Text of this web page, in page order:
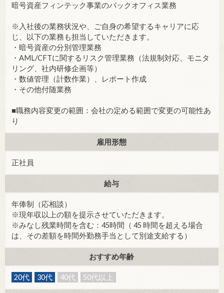
暗号資産フィンテック事業のバックオフィス業務
※入社後の業務状況や、ご自身の希望するキャリアに応
じ、以下の業務も担当していただきます。
・暗号資産の分別管理業務
・AML/CFTに関するリスク管理業務（法規制対応、モニタ
リング、社内研修企画等）
・数値管理（計数作業）、レポート作成
・その他付随業務
■職務内容変更の範囲：会社の定める範囲で変更の可能性あ
り
雇用形態
正社員
給与
年俸制（応相談）
※現年収以上の額を提示させていただきます。
※みなし残業時間を含む：45時間（ 45 時間を超える場合
は、その差額を時間外勤務手当として別途支給する）
おすすめ年齢
20代 30代 40代 50代以上